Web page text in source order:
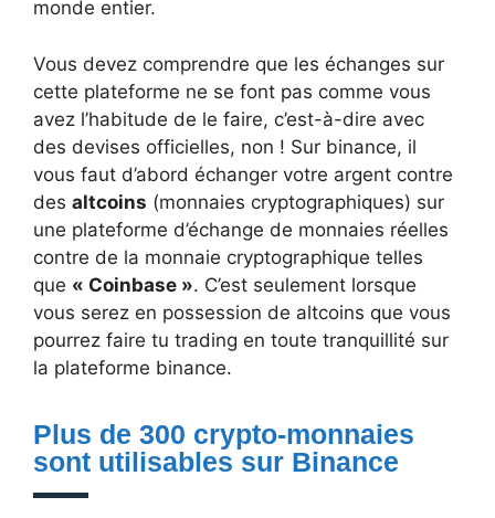
monde entier.
Vous devez comprendre que les échanges sur
cette plateforme ne se font pas comme vous
avez l’habitude de le faire, c’est-à-dire avec
des devises officielles, non ! Sur binance, il
vous faut d’abord échanger votre argent contre
des altcoins (monnaies cryptographiques) sur
une plateforme d’échange de monnaies réelles
contre de la monnaie cryptographique telles
que « Coinbase ». C’est seulement lorsque
vous serez en possession de altcoins que vous
pourrez faire tu trading en toute tranquillité sur
la plateforme binance.
Plus de 300 crypto-monnaies
sont utilisables sur Binance